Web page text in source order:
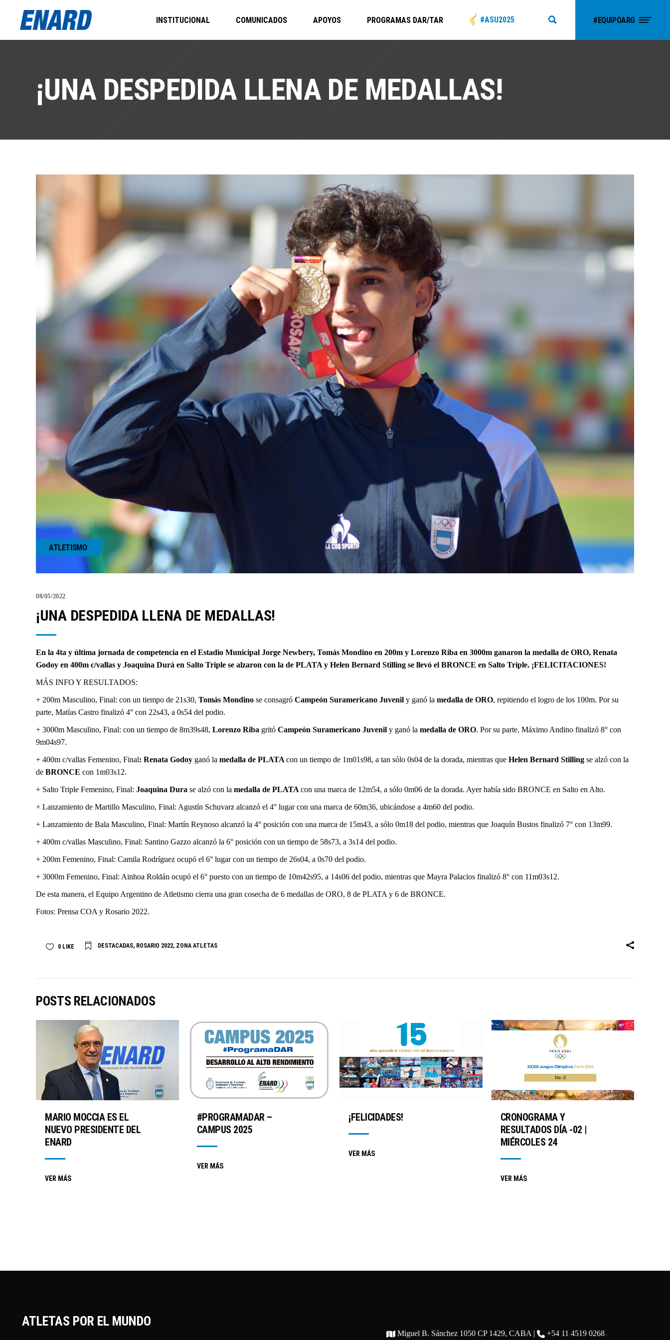
INSTITUCIONAL COMUNICADOS APOYOS PROGRAMAS DAR/TAR #ASU2025 #EQUIPOARG
¡UNA DESPEDIDA LLENA DE MEDALLAS!
ATLETISMO
08/05/2022
¡UNA DESPEDIDA LLENA DE MEDALLAS!
En la 4ta y última jornada de competencia en el Estadio Municipal Jorge Newbery, Tomás Mondino en 200m y Lorenzo Riba en 3000m ganaron la medalla de ORO, Renata
Godoy en 400m c/vallas y Joaquina Durá en Salto Triple se alzaron con la de PLATA y Helen Bernard Stilling se llevó el BRONCE en Salto Triple. ¡FELICITACIONES!
MÁS INFO Y RESULTADOS:
+ 200m Masculino, Final: con un tiempo de 21s30, Tomás Mondino se consagró Campeón Suramericano Juvenil y ganó la medalla de ORO, repitiendo el logro de los 100m. Por su
parte, Matías Castro finalizó 4° con 22s43, a 0s54 del podio.
+ 3000m Masculino, Final: con un tiempo de 8m39s48, Lorenzo Riba gritó Campeón Suramericano Juvenil y ganó la medalla de ORO. Por su parte, Máximo Andino finalizó 8° con
9m04s97.
+ 400m c/vallas Femenino, Final: Renata Godoy ganó la medalla de PLATA con un tiempo de 1m01s98, a tan sólo 0s04 de la dorada, mientras que Helen Bernard Stilling se alzó con la
de BRONCE con 1m03s12.
+ Salto Triple Femenino, Final: Joaquina Dura se alzó con la medalla de PLATA con una marca de 12m54, a sólo 0m06 de la dorada. Ayer había sido BRONCE en Salto en Alto.
+ Lanzamiento de Martillo Masculino, Final: Agustín Schuvarz alcanzó el 4° lugar con una marca de 60m36, ubicándose a 4m60 del podio.
+ Lanzamiento de Bala Masculino, Final: Martín Reynoso alcanzó la 4° posición con una marca de 15m43, a sólo 0m18 del podio, mientras que Joaquín Bustos finalizó 7° con 13m99.
+ 400m c/vallas Masculino, Final: Santino Gazzo alcanzó la 6° posición con un tiempo de 58s73, a 3s14 del podio.
+ 200m Femenino, Final: Camila Rodríguez ocupó el 6° lugar con un tiempo de 26s04, a 0s70 del podio.
+ 3000m Femenino, Final: Ainhoa Roldán ocupó el 6° puesto con un tiempo de 10m42s95, a 14s06 del podio, mientras que Mayra Palacios finalizó 8° con 11m03s12.
De esta manera, el Equipo Argentino de Atletismo cierra una gran cosecha de 6 medallas de ORO, 8 de PLATA y 6 de BRONCE.
Fotos: Prensa COA y Rosario 2022.
0 LIKE DESTACADAS, ROSARIO 2022, ZONA ATLETAS
POSTS RELACIONADOS
MARIO MOCCIA ES EL
NUEVO PRESIDENTE DEL
ENARD
VER MÁS
#PROGRAMADAR –
CAMPUS 2025
VER MÁS
¡FELICIDADES!
VER MÁS
CRONOGRAMA Y
RESULTADOS DÍA -02 |
MIÉRCOLES 24
VER MÁS
ATLETAS POR EL MUNDO
Miguel B. Sánchez 1050 CP 1429, CABA | +54 11 4519 0268